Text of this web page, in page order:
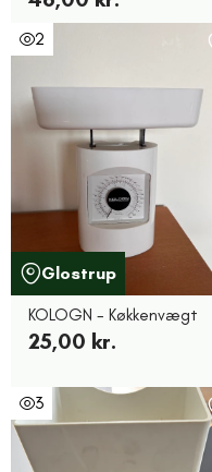
2
Glostrup
KOLOGN - Køkkenvægt
25,00 kr.
3